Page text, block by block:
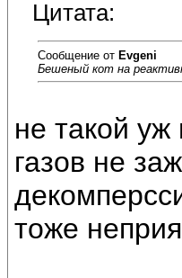
Цитата:
Сообщение от Evgeni
Бешеный кот на
не такой
газов не
тоже